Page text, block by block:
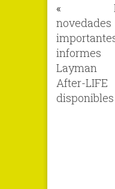
«
novedades
informes
After-
disponibles